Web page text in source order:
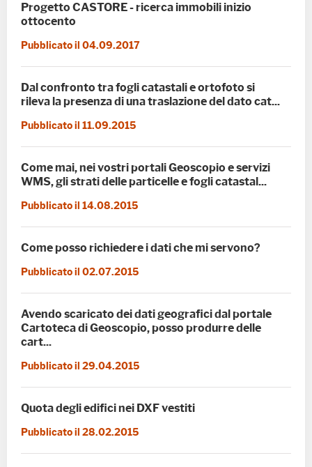
Progetto CASTORE - ricerca immobili inizio
ottocento
Pubblicato il 04.09.2017
Dal confronto tra fogli catastali e ortofoto si
rileva la presenza di una traslazione del dato cat...
Pubblicato il 11.09.2015
Come mai, nei vostri portali Geoscopio e servizi
WMS, gli strati delle particelle e fogli catastal...
Pubblicato il 14.08.2015
Come posso richiedere i dati che mi servono?
Pubblicato il 02.07.2015
Avendo scaricato dei dati geografici dal portale
Cartoteca di Geoscopio, posso produrre delle
cart...
Pubblicato il 29.04.2015
Quota degli edifici nei DXF vestiti
Pubblicato il 28.02.2015